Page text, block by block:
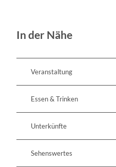
In der Nähe
Veranstaltung
Essen & Trinken
Unterkünfte
Sehenswertes